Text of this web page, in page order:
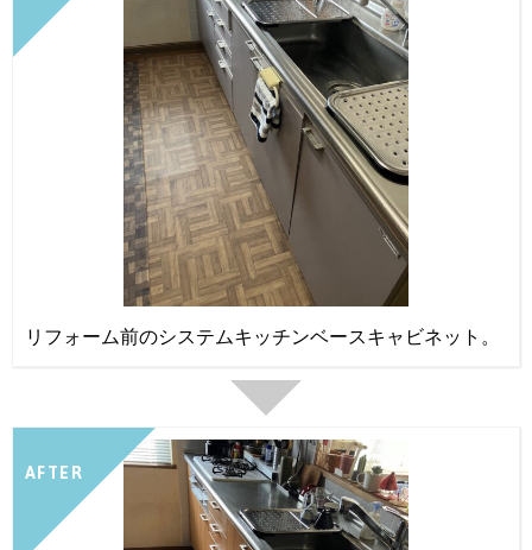
リフォーム前のシステムキッチンベースキャビネット。
AFTER